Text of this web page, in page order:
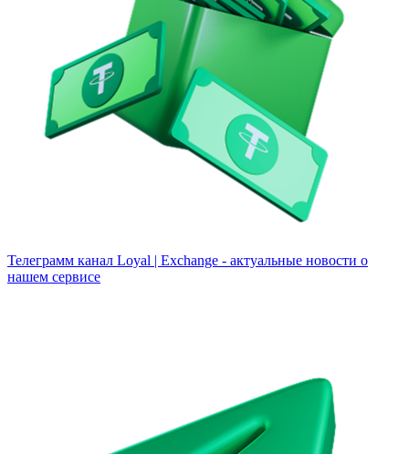
Телеграмм канал Loyal | Exchange - актуальные новости о
нашем сервисе